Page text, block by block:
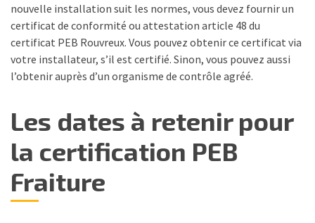
nouvelle installation suit les normes, vous devez fournir un
certificat de conformité ou attestation article 48 du
certificat PEB Rouvreux. Vous pouvez obtenir ce certificat via
votre installateur, s’il est certifié. Sinon, vous pouvez aussi
l’obtenir auprès d’un organisme de contrôle agréé.
Les dates à retenir pour
la certification PEB
Fraiture